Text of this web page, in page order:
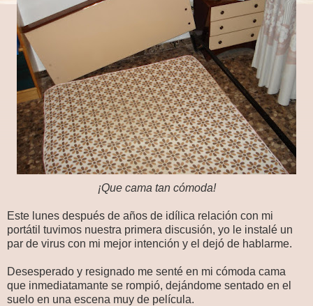
¡Que cama tan cómoda!
Este lunes después de años de idílica relación con mi
portátil tuvimos nuestra primera discusión, yo le instalé un
par de virus con mi mejor intención y el dejó de hablarme.
Desesperado y resignado me senté en mi cómoda cama
que inmediatamante se rompió, dejándome sentado en el
suelo en una escena muy de película.